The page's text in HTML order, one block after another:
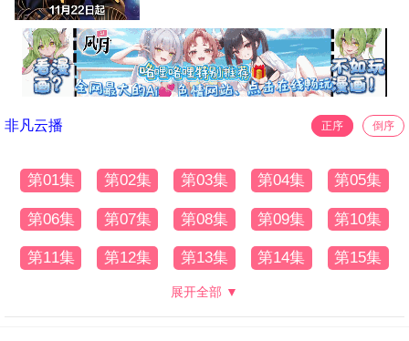
非凡云播 正序 倒序
第01集 第02集 第03集 第04集 第05集
第06集 第07集 第08集 第09集 第10集
第11集 第12集 第13集 第14集 第15集
展开全部 ▼